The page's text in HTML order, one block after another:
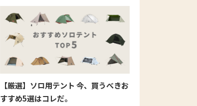
【厳選】ソロ用テント 今、買うべきお
すすめ5選はコレだ。